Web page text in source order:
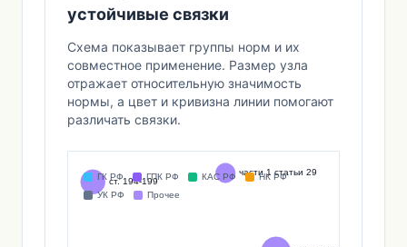
устойчивые связки
Схема показывает группы норм и их
совместное применение. Размер узла
отражает относительную значимость
нормы, а цвет и кривизна линии помогают
различать связки.